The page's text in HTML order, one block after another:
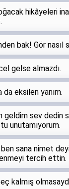
hikâyeleri
bak! Gör nasıl
gelse almazdı.
eksilen yanım.
geldim sev
unutamıyorum.
sana nimet
tercih ettin.
kalmış